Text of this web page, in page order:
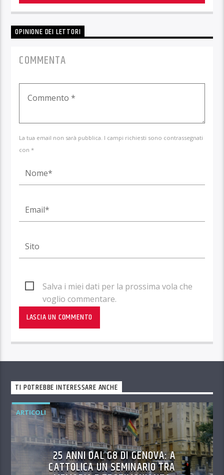
OPINIONE DEI LETTORI
COMMENTA
La tua email non sarà pubblica. I campi richiesti sono contrassegnati
con *
Salva i miei dati per la prossima vola che
voglio commentare.
TI POTREBBE INTERESSARE ANCHE
ARTICOLI
25 ANNI DAL G8 DI GENOVA: A
CATTOLICA UN SEMINARIO TRA